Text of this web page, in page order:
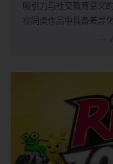
吸引力与社交教育意义
在同类作品中具备差异化